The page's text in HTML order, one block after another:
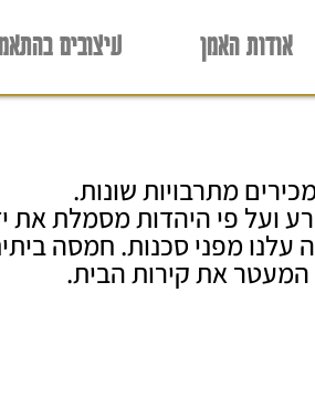
אודות האמן עיצובים
מתרבויות שונות.
ועל פי היהדות מסמלת את
מפני סכנות. חמסה
המעטר את קירות הבית.